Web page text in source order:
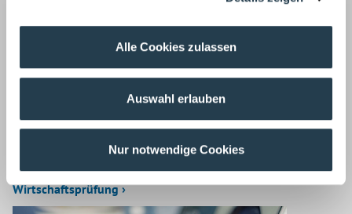
Alle Cookies zulassen
Auswahl erlauben
Nur notwendige Cookies
laufend mit aktuellen Themen aus
Wirtschaftsprüfung ›